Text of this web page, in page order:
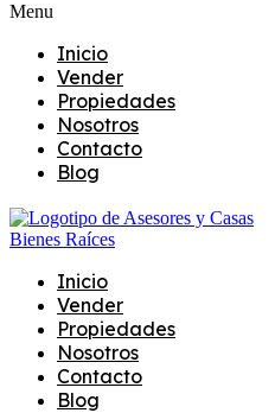
Menu
Inicio
Vender
Propiedades
Nosotros
Contacto
Blog
Inicio
Vender
Propiedades
Nosotros
Contacto
Blog